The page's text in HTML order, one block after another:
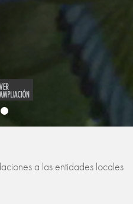
a las entidades locales